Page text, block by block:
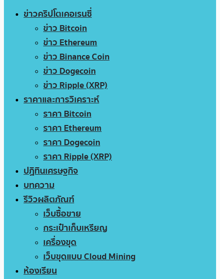
ข่าวคริปโตเคอเรนซี่
ข่าว Bitcoin
ข่าว Ethereum
ข่าว Binance Coin
ข่าว Dogecoin
ข่าว Ripple (XRP)
ราคาและการวิเคราะห์
ราคา Bitcoin
ราคา Ethereum
ราคา Dogecoin
ราคา Ripple (XRP)
ปฏิทินเศรษฐกิจ
บทความ
รีวิวผลิตภัณฑ์
เว็บซื้อขาย
กระเป๋าเก็บเหรียญ
เครื่องขุด
เว็บขุดแบบ Cloud Mining
ห้องเรียน